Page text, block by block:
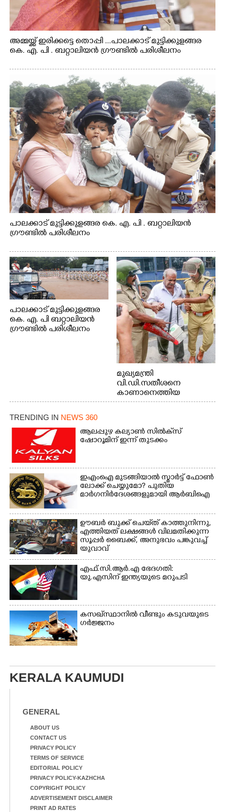
അമ്മയ്ക്ക് ഇരിക്കട്ടെ തൊപ്പി ...പാലക്കാട് മുട്ടിക്കുളങ്ങര
കെ. എ. പി . ബറ്റാലിയൻ ഗ്രൗണ്ടിൽ പരിശീലനം
പാലക്കാട് മുട്ടിക്കുളങ്ങര കെ. എ. പി . ബറ്റാലിയൻ
ഗ്രൗണ്ടിൽ പരിശീലനം
പാലക്കാട് മുട്ടിക്കുളങ്ങര
കെ. എ. പി ബറ്റാലിയൻ
ഗ്രൗണ്ടിൽ പരിശീലനം
മുഖ്യമന്ത്രി
വി.ഡി.സതീശനെ
കാണാനെത്തിയ
മോഹനൻ നായർ
TRENDING IN NEWS 360
ആലപ്പുഴ കല്യാൺ സിൽക്‌സ്
ഷോറൂമിന് ഇന്ന് തുടക്കം
ഇഎംഐ മുടങ്ങിയാൽ സ്മാർട്ട് ഫോൺ
ലോക്ക് ചെയ്യുമോ? പുതിയ
മാർഗനിർദേശങ്ങളുമായി ആർബിഐ
ഊബർ ബുക്ക് ചെയ്‌ത് കാത്തുനിന്നു,​
എത്തിയത് ലക്ഷങ്ങൾ വിലമതിക്കുന്ന
സൂപ്പർ ബൈക്ക്,​ അനുഭവം പങ്കുവച്ച്
യുവാവ്
എഫ്.സി.ആർ.എ ഭേദഗതി:
യു.എസിന് ഇന്ത്യയുടെ മറുപടി
കസഖ്‌സ്ഥാനിൽ വീണ്ടും കടുവയുടെ
ഗർജ്ജനം
KERALA KAUMUDI
GENERAL
ABOUT US
CONTACT US
PRIVACY POLICY
TERMS OF SERVICE
EDITORIAL POLICY
PRIVACY POLICY-KAZHCHA
COPYRIGHT POLICY
ADVERTISEMENT DISCLAIMER
PRINT AD RATES